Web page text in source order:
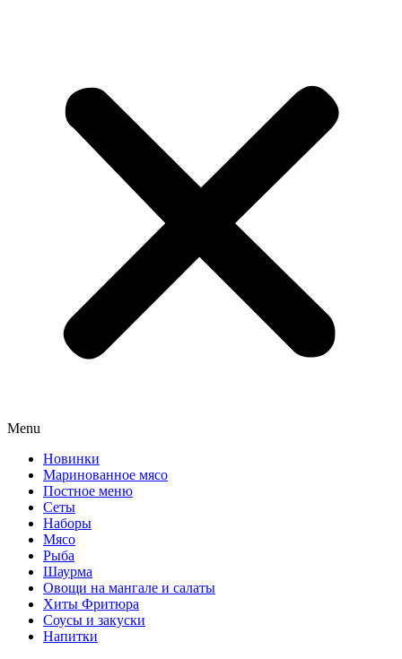
Menu
Новинки
Маринованное мясо
Постное меню
Сеты
Наборы
Мясо
Рыба
Шаурма
Овощи на мангале и салаты
Хиты Фритюра
Соусы и закуски
Напитки